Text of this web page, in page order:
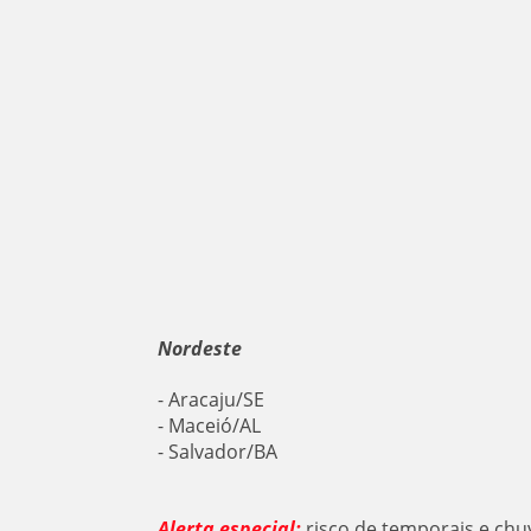
Nordeste
- Aracaju/SE
- Maceió/AL
- Salvador/BA